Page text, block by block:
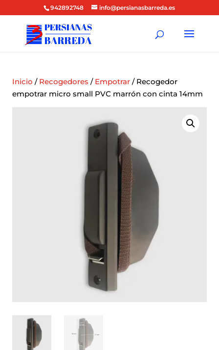
942892748 info@persianasbarreda.es
Inicio / Recogedores / Empotrar / Recogedor
empotrar micro small PVC marrón con cinta 14mm